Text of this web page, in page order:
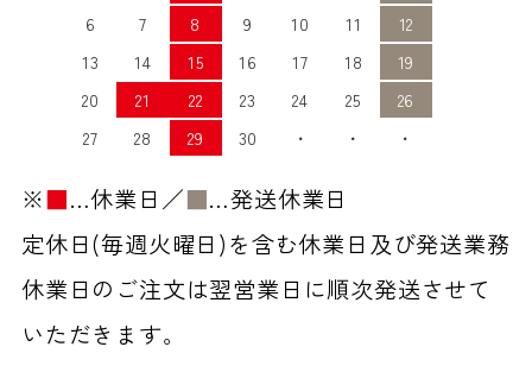
6
7 8 9 10 11
12
13
14 15 16 17 18
19
20
21 22 23 24 25
26
27
28 29 30 ・ ・ ・
※■…休業日／■…発送休業日
定休日(毎週火曜日)を含む休業日及び発送業務
休業日のご注文は翌営業日に順次発送させて
いただきます。